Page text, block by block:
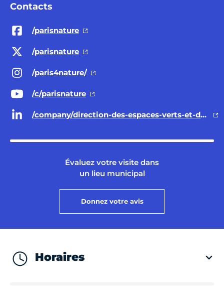
Contacts
/parisnature
/parisnature
/paris4nature/
/c/parisnature
/company/direction-des-espaces-verts-et-de-l-environnement-ville-de-paris/
Évaluez votre visite dans
un lieu municipal
Donnez votre avis
Horaires